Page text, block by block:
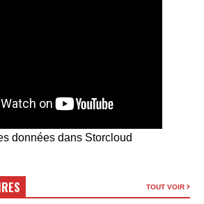
données dans Storcloud
TOUT VOIR